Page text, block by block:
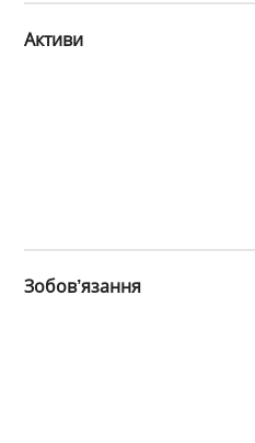
Активи
Зобов’язання